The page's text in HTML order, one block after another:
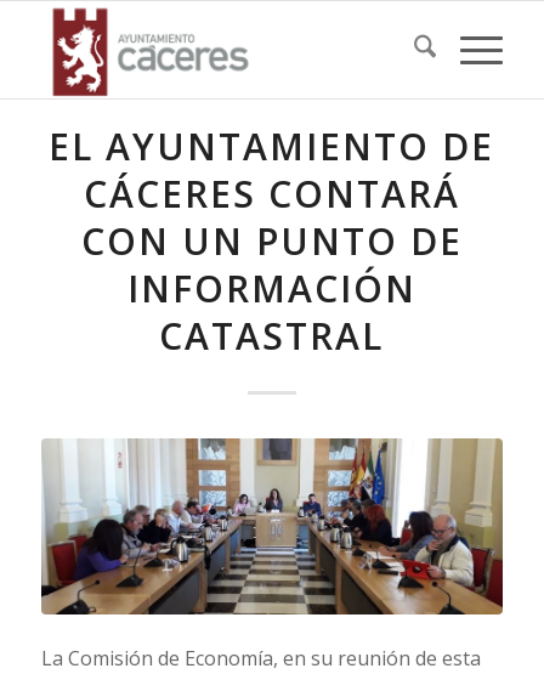
EL AYUNTAMIENTO DE
CÁCERES CONTARÁ
CON UN PUNTO DE
INFORMACIÓN
CATASTRAL
La Comisión de Economía, en su reunión de esta